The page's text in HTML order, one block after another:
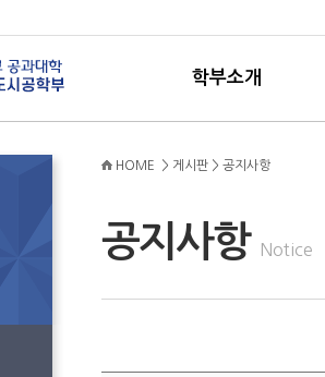
학부소개
공지사항 Notice
HOME > 게시판 > 공지사항